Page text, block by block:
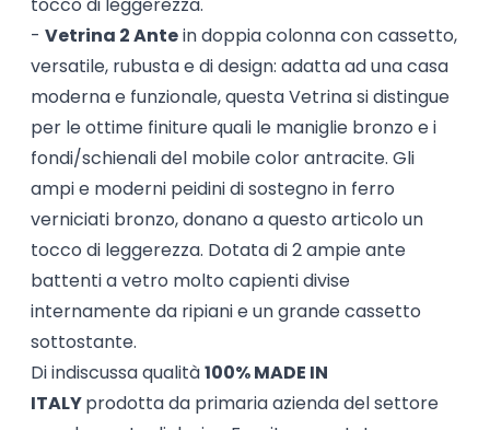
- Vetrina 2 Antein doppia colonna con cassetto,
versatile, rubusta e di design: adatta ad una casa
moderna e funzionale, questa Vetrina si distingue
per le ottime finiture quali le maniglie bronzo e i
fondi/schienali del mobile color antracite. Gli
ampi e moderni peidini di sostegno in ferro
verniciati bronzo, donano a questo articolo un
tocco di leggerezza. Dotata di 2 ampie ante
battenti a vetro molto capienti divise
internamente da ripiani e un grande cassetto
sottostante.
Di indiscussa qualità100% MADE IN
ITALYprodotta da primaria azienda del settore